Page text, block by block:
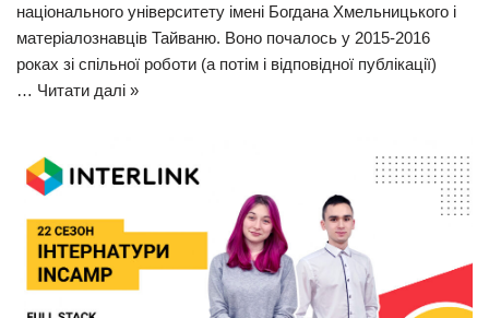
національного університету імені Богдана Хмельницького і
матеріалознавців Тайваню. Воно почалось у 2015-2016
роках зі спільної роботи (а потім і відповідної публікації)
… Читати далі »